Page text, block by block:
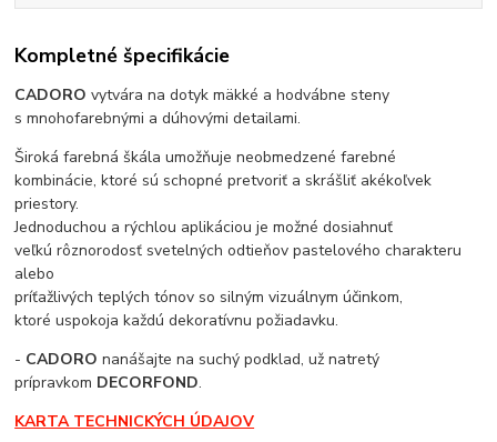
Kompletné špecifikácie
CADORO vytvára na dotyk mäkké a hodvábne steny
s mnohofarebnými a dúhovými detailami.
Široká farebná škála umožňuje neobmedzené farebné
kombinácie, ktoré sú schopné pretvoriť a skrášliť akékoľvek
priestory.
Jednoduchou a rýchlou aplikáciou je možné dosiahnuť
veľkú rôznorodosť svetelných odtieňov pastelového charakteru
alebo
príťažlivých teplých tónov so silným vizuálnym účinkom,
ktoré uspokoja každú dekoratívnu požiadavku.
- CADORO nanášajte na suchý podklad, už natretý
prípravkom DECORFOND.
KARTA TECHNICKÝCH ÚDAJOV